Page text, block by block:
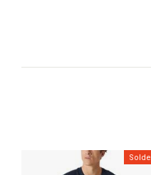
Solde